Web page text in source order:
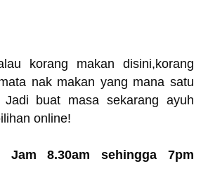
korang makan disini,korang
nak makan yang mana satu
buat masa sekarang ayuh
online!
8.30am sehingga 7pm